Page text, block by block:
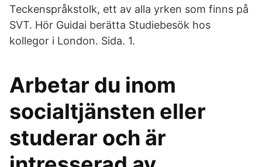
Teckenspråkstolk, ett av alla yrken som finns på
SVT. Hör Guidai berätta Studiebesök hos
kollegor i London. Sida. 1.
Arbetar du inom
socialtjänsten eller
studerar och är